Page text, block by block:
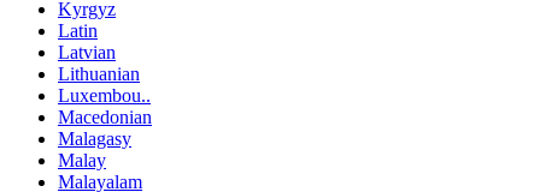
Kyrgyz
Latin
Latvian
Lithuanian
Luxembou..
Macedonian
Malagasy
Malay
Malayalam